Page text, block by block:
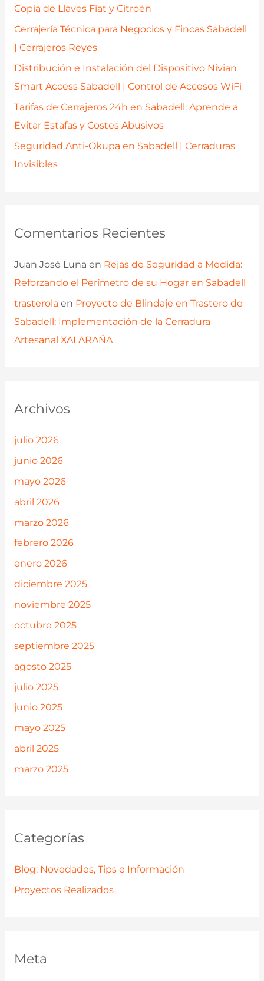
o
:
Copia de Llaves Fiat y Citroën
Cerrajería Técnica para Negocios y Fincas Sabadell
| Cerrajeros Reyes
Distribución e Instalación del Dispositivo Nivian
Smart Access Sabadell | Control de Accesos WiFi
Tarifas de Cerrajeros 24h en Sabadell. Aprende a
Evitar Estafas y Costes Abusivos
Seguridad Anti-Okupa en Sabadell | Cerraduras
Invisibles
Comentarios Recientes
Juan José Luna en Rejas de Seguridad a Medida:
Reforzando el Perímetro de su Hogar en Sabadell
trasterola en Proyecto de Blindaje en Trastero de
Sabadell: Implementación de la Cerradura
Artesanal XAI ARAÑA
Archivos
julio 2026
junio 2026
mayo 2026
abril 2026
marzo 2026
febrero 2026
enero 2026
diciembre 2025
noviembre 2025
octubre 2025
septiembre 2025
agosto 2025
julio 2025
junio 2025
mayo 2025
abril 2025
marzo 2025
Categorías
Blog: Novedades, Tips e Información
Proyectos Realizados
Meta